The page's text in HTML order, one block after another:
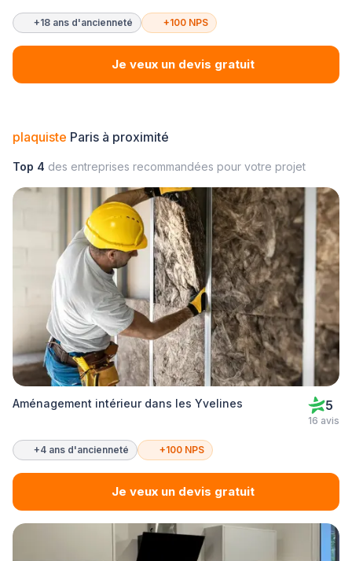
+18 ans d'ancienneté +100 NPS
Je veux un devis gratuit
plaquiste Paris à proximité
Top 4 des entreprises recommandées pour votre projet
Aménagement intérieur dans les Yvelines 5
16 avis
+4 ans d'ancienneté +100 NPS
Je veux un devis gratuit